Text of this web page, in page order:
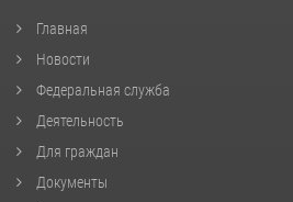
Главная
Новости
Федеральная служба
Деятельность
Для граждан
Документы